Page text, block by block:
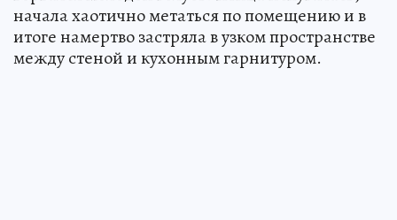
начала хаотично метаться по помещению и в
итоге намертво застряла в узком пространстве
между стеной и кухонным гарнитуром.